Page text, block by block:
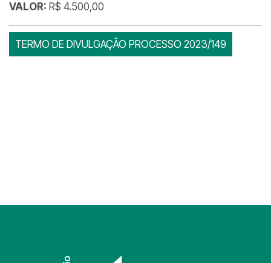
VALOR: R$ 4.500,00
TERMO DE DIVULGAÇÃO PROCESSO 2023/149